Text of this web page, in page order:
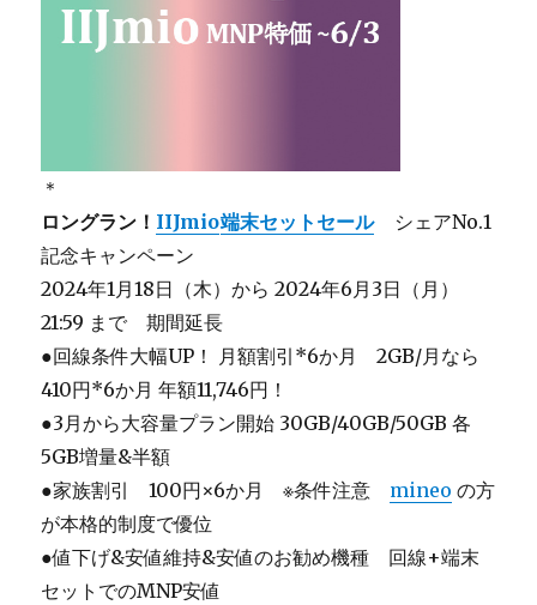
＊
ロングラン！ IIJmio端末セットセール シェアNo.1
記念キャンペーン
2024年1月18日（木）から 2024年6月3日（月）
21:59 まで 期間延長
●回線条件大幅UP！ 月額割引*6か月 2GB/月なら
410円*6か月 年額11,746円！
●3月から大容量プラン開始 30GB/40GB/50GB 各
5GB増量&半額
●家族割引 100円×6か月 ※条件注意 mineo の方
が本格的制度で優位
●値下げ&安値維持&安値のお勧め機種 回線+端末
セットでのMNP安値